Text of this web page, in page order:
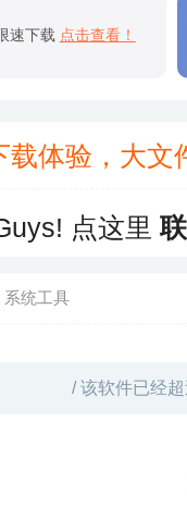
速下载 点击查看！
载体验，大
点这里
系统工具
/ 该软件已经